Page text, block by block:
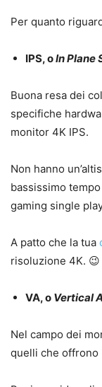
Per quanto
IPS, oIn Plane
Buona resa dei
specifiche
monitor 4K IPS.
Non hanno
bassissimo
gaming single
A patto che la tua
risoluzione 4K. 😉
VA, o Vertical
Nel campo dei
quelli che offrono